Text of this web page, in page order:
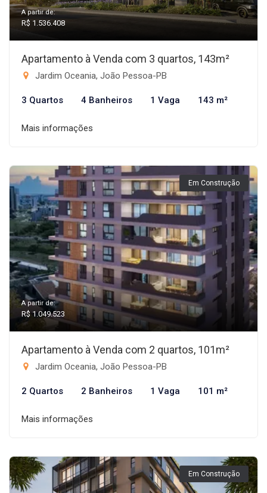
A partir de:
R$ 1.536.408
Apartamento à Venda com 3 quartos, 143m²
Jardim Oceania, João Pessoa-PB
3 Quartos 4 Banheiros 1 Vaga 143 m²
Mais informações
Em Construção
A partir de:
R$ 1.049.523
Apartamento à Venda com 2 quartos, 101m²
Jardim Oceania, João Pessoa-PB
2 Quartos 2 Banheiros 1 Vaga 101 m²
Mais informações
Em Construção